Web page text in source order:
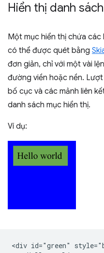
Hiển thị danh
Một mục hiển thị chứa các
có thể được quét bằng
đơn giản, chỉ với một vài
đường viền hoặc nền.
bố cục và các mảnh liên
danh sách mục hiển thị.
Ví dụ:
<div id="green"